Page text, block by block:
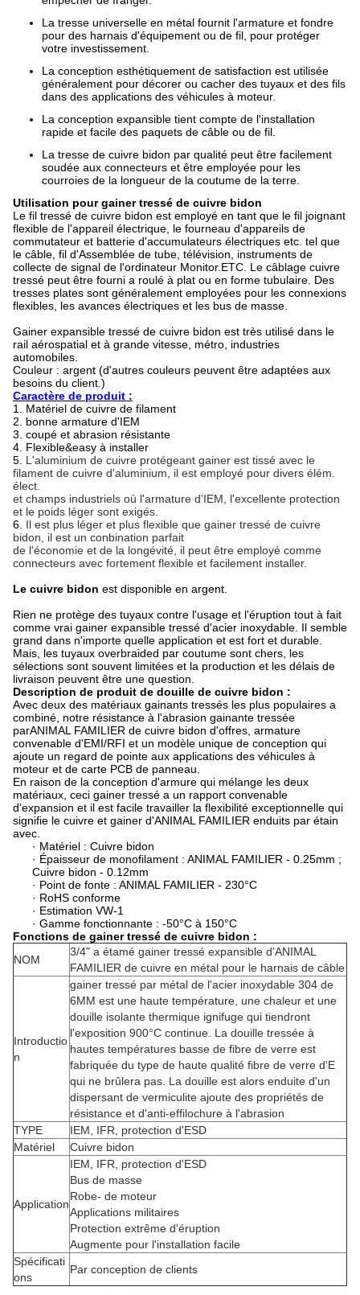
La tresse universelle en métal fournit l'armature et fondre
pour des harnais d'équipement ou de fil, pour protéger
votre investissement.
La conception esthétiquement de satisfaction est utilisée
généralement pour décorer ou cacher des tuyaux et des fils
dans des applications des véhicules à moteur.
La conception expansible tient compte de l'installation
rapide et facile des paquets de câble ou de fil.
La tresse de cuivre bidon par qualité peut être facilement
soudée aux connecteurs et être employée pour les
courroies de la longueur de la coutume de la terre.
Utilisation pour gainer tressé de cuivre bidon
Le fil tressé de cuivre bidon est employé en tant que le fil joignant
flexible de l'appareil électrique, le fourneau d'appareils de
commutateur et batterie d'accumulateurs électriques etc. tel que
le câble, fil d'Assemblée de tube, télévision, instruments de
collecte de signal de l'ordinateur Monitor.ETC. Le câblage cuivre
tressé peut être fourni a roulé à plat ou en forme tubulaire. Des
tresses plates sont généralement employées pour les connexions
flexibles, les avances électriques et les bus de masse.
Gainer expansible tressé de cuivre bidon est très utilisé dans le
rail aérospatial et à grande vitesse, métro, industries
automobiles.
Couleur : argent (d'autres couleurs peuvent être adaptées aux
besoins du client.)
Caractère de produit :
1. Matériel de cuivre de filament
2. bonne armature d'IEM
3. coupé et abrasion résistante
4. Flexible&easy à installer
5. L'aluminium de cuivre protégeant gainer est tissé avec le
filament de cuivre d'aluminium, il est employé pour divers élém.
élect.
et champs industriels où l'armature d'IEM, l'excellente protection
et le poids léger sont exigés.
6. Il est plus léger et plus flexible que gainer tressé de cuivre
bidon, il est un conbination parfait
de l'économie et de la longévité, il peut être employé comme
connecteurs avec fortement flexible et facilement installer.
Le cuivre bidon est disponible en argent.
Rien ne protège des tuyaux contre l'usage et l'éruption tout à fait
comme vrai gainer expansible tressé d'acier inoxydable. Il semble
grand dans n'importe quelle application et est fort et durable.
Mais, les tuyaux overbraided par coutume sont chers, les
sélections sont souvent limitées et la production et les délais de
livraison peuvent être une question.
Description de produit de douille de cuivre bidon :
Avec deux des matériaux gainants tressés les plus populaires a
combiné, notre résistance à l'abrasion gainante tressée
parANIMAL FAMILIER de cuivre bidon d'offres, armature
convenable d'EMI/RFI et un modèle unique de conception qui
ajoute un regard de pointe aux applications des véhicules à
moteur et de carte PCB de panneau.
En raison de la conception d'armure qui mélange les deux
matériaux, ceci gainer tressé a un rapport convenable
d'expansion et il est facile travailler la flexibilité exceptionnelle qui
signifie le cuivre et gainer d'ANIMAL FAMILIER enduits par étain
avec.
· Matériel : Cuivre bidon
· Épaisseur de monofilament : ANIMAL FAMILIER - 0.25mm ;
Cuivre bidon - 0.12mm
· Point de fonte : ANIMAL FAMILIER - 230°C
· RoHS conforme
· Estimation VW-1
· Gamme fonctionnante : -50°C à 150°C
Fonctions de gainer tressé de cuivre bidon :
NOM
3/4" a étamé gainer tressé expansible d'ANIMAL
FAMILIER de cuivre en métal pour le harnais de câble
Introductio
n
gainer tressé par métal de l'acier inoxydable 304 de
6MM est une haute température, une chaleur et une
douille isolante thermique ignifuge qui tiendront
l'exposition 900°C continue. La douille tressée à
hautes températures basse de fibre de verre est
fabriquée du type de haute qualité fibre de verre d'E
qui ne brûlera pas. La douille est alors enduite d'un
dispersant de vermiculite ajoute des propriétés de
résistance et d'anti-effilochure à l'abrasion
TYPE
IEM, IFR, protection d'ESD
Matériel
Cuivre bidon
Application
IEM, IFR, protection d'ESD
Bus de masse
Robe- de moteur
Applications militaires
Protection extrême d'éruption
Augmente pour l'installation facile
Spécificati
ons
Par conception de clients